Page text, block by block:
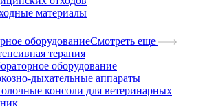
материалы
оборудованиеСмотреть еще
терапия
оборудование
дыхательные аппараты
консоли для ветеринарных